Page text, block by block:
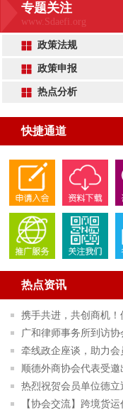
专题关注
www.Sdaefi.org
政策法规
政策申报
热点分析
快捷通道
热点资讯
携手共进，共创商机！
广和律师事务所到访协
牵线政企座谈，助力会
顺德外商协会代表受邀
热烈祝贺会员单位德立
【协会交流】跨境货